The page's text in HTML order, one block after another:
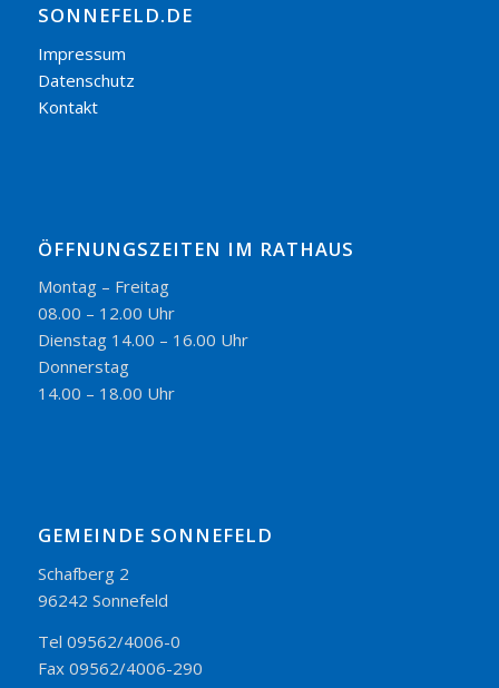
SONNEFELD.DE
Impressum
Datenschutz
Kontakt
ÖFFNUNGSZEITEN IM RATHAUS
Montag – Freitag
08.00 – 12.00 Uhr
Dienstag 14.00 – 16.00 Uhr
Donnerstag
14.00 – 18.00 Uhr
GEMEINDE SONNEFELD
Schafberg 2
96242 Sonnefeld
Tel 09562/4006-0
Fax 09562/4006-290